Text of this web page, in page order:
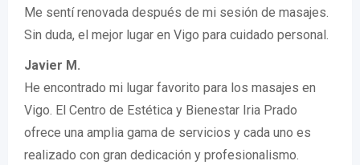
Me sentí renovada después de mi sesión de masajes.
Sin duda, el mejor lugar en Vigo para cuidado personal.
Javier M.
He encontrado mi lugar favorito para los masajes en
Vigo. El Centro de Estética y Bienestar Iria Prado
ofrece una amplia gama de servicios y cada uno es
realizado con gran dedicación y profesionalismo.